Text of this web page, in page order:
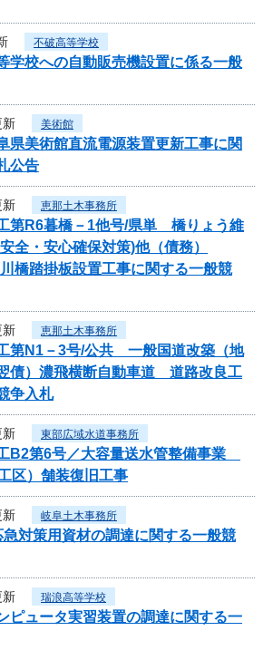
不破高等学校
学校への自動販売機設置に係る一般
新 美術館
県美術館直流電源装置更新工事に関
公告
新 恵那土木事務所
第R6暮橋－1他号/県単 橋りょう維
全・安心確保対策)他（債務）
川橋踏掛板設置工事に関する一般競
新 恵那土木事務所
第N1－3号/公共 一般国道改築（地
債）濃飛横断自動車道 道路改良工
争入札
新 東部広域水道事務所
B2第6号／大容量送水管整備事業
区）舗装復旧工事
新 岐阜土木事務所
急対策用資材の調達に関する一般競
新 瑞浪高等学校
ピュータ実習装置の調達に関する一